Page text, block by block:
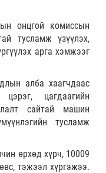
онцгой комиссын
тусламж үзүүлэх,
арга хэмжээг
алба хаагчдаас
цагдаагийн
сайтай машин
тусламж
өрхөд хүрч, 10009
тэжээл хүргэжээ.